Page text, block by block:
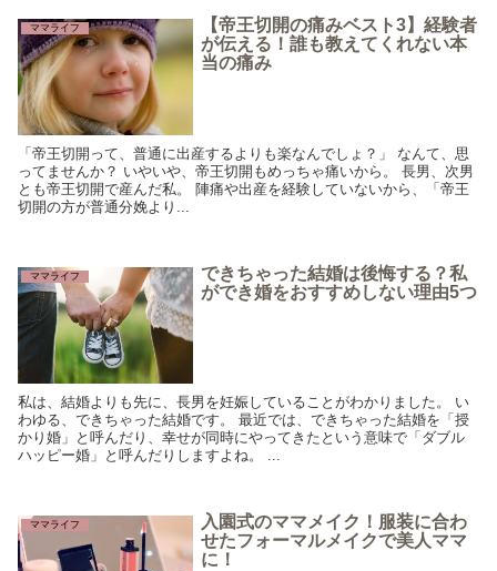
ママライフ
【帝王切開の痛みベスト3】経験者
が伝える！誰も教えてくれない本
当の痛み
「帝王切開って、普通に出産するよりも楽なんでしょ？」 なんて、思
ってませんか？ いやいや、帝王切開もめっちゃ痛いから。 長男、次男
とも帝王切開で産んだ私。 陣痛や出産を経験していないから、「帝王
切開の方が普通分娩より...
ママライフ
できちゃった結婚は後悔する？私
ができ婚をおすすめしない理由5つ
私は、結婚よりも先に、長男を妊娠していることがわかりました。 い
わゆる、できちゃった結婚です。 最近では、できちゃった結婚を「授
かり婚」と呼んだり、幸せが同時にやってきたという意味で「ダブル
ハッピー婚」と呼んだりしますよね。 ...
ママライフ
入園式のママメイク！服装に合わ
せたフォーマルメイクで美人ママ
に！